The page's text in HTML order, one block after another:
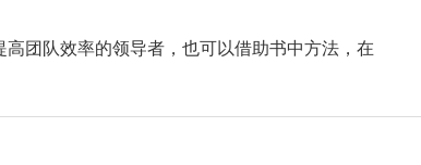
高团队效率的领导者，也可以借助书中方法，在